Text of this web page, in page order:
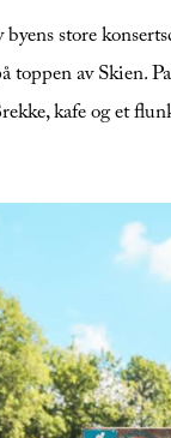
store
toppen av Skien.
kafe og et